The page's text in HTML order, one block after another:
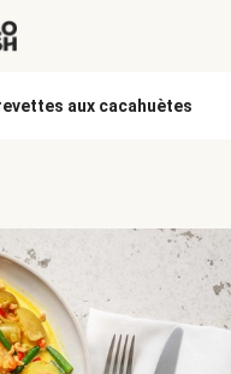
aux cacahuètes